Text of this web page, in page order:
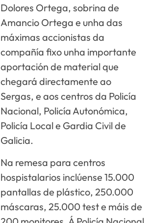
Dolores Ortega, sobrina de
Amancio Ortega e unha das
máximas accionistas da
compañía fixo unha importante
aportación de material que
chegará directamente ao
Sergas, e aos centros da Policía
Nacional, Policía Autonómica,
Policía Local e Gardia Civil de
Galicia.
Na remesa para centros
hospistalarios inclúense 15.000
pantallas de plástico, 250.000
máscaras, 25.000 test e máis de